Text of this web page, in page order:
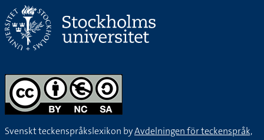
Svenskt teckenspråkslexikon byAvdelningen för teckenspråk,